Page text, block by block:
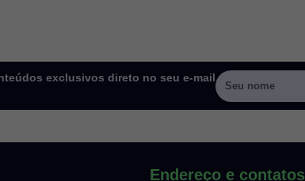
exclusivos direto no seu e-mail
Endereço e contatos